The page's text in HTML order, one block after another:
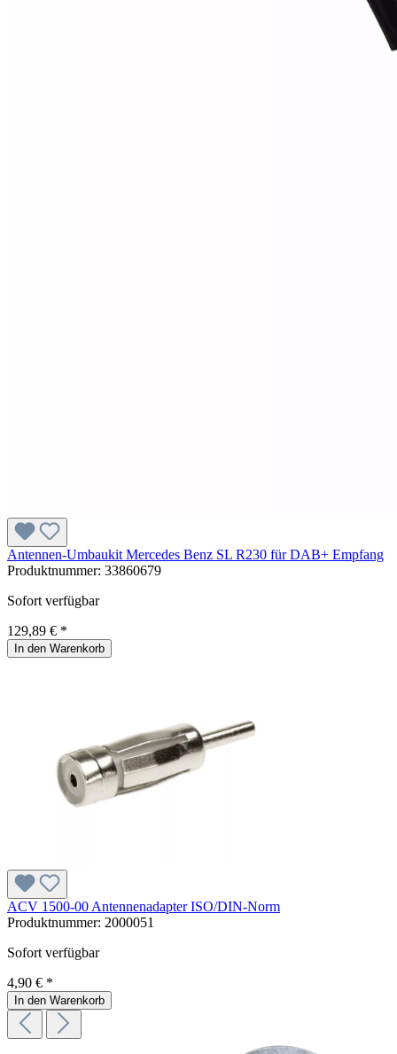
Antennen-Umbaukit Mercedes Benz SL R230 für DAB+ Empfang
Produktnummer: 33860679
Sofort verfügbar
129,89 € *
In den Warenkorb
ACV 1500-00 Antennenadapter ISO/DIN-Norm
Produktnummer: 2000051
Sofort verfügbar
4,90 € *
In den Warenkorb